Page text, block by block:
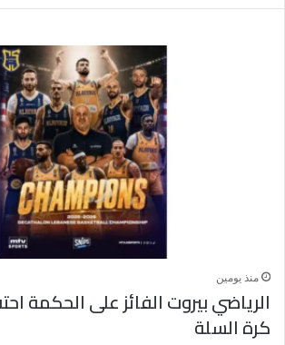
منذ يومين
الرياضي بيروت الفائز على الحكمة
كرة السلة